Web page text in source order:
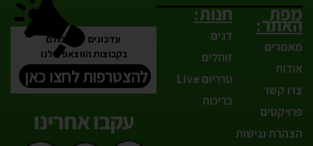
מפת
האתר:
מאמרים
אודות
צרו קשר
פרויקטים
הצהרת נגישות
חנות:
דגים
זוחלים
טרריום Live
בריכות
עדכונים לפני כולם
בקבוצות הווצאפ שלנו
להצטרפות לחצו כאן
עקבו אחרינו